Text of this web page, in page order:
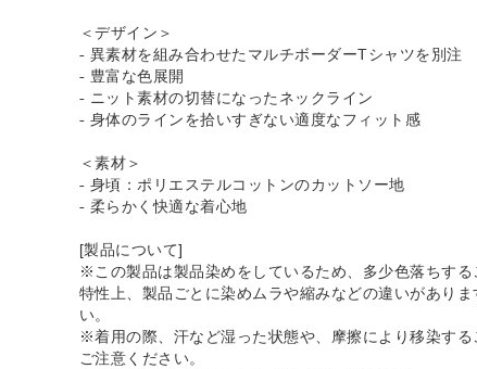
＜デザイン＞
- 異素材を組み合わせたマルチボーダーTシャツを別注
- 豊富な色展開
- ニット素材の切替になったネックライン
- 身体のラインを拾いすぎない適度なフィット感
＜素材＞
- 身頃：ポリエステルコットンのカットソー地
- 柔らかく快適な着心地
[製品について]
※この製品は製品染めをしているため、多少色落ちす
特性上、製品ごとに染めムラや縮みなどの違いがありま
い。
※着用の際、汗など湿った状態や、摩擦により移染す
ご注意ください。